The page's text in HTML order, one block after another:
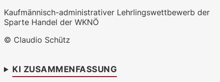
Kaufmännisch-administrativer Lehrlingswettbewerb der
Sparte Handel der WKNÖ
© Claudio Schütz
KI ZUSAMMENFASSUNG
WKO.tv KI (lokales LLM gemma-4-
26b-a4b-it, Blackwell)